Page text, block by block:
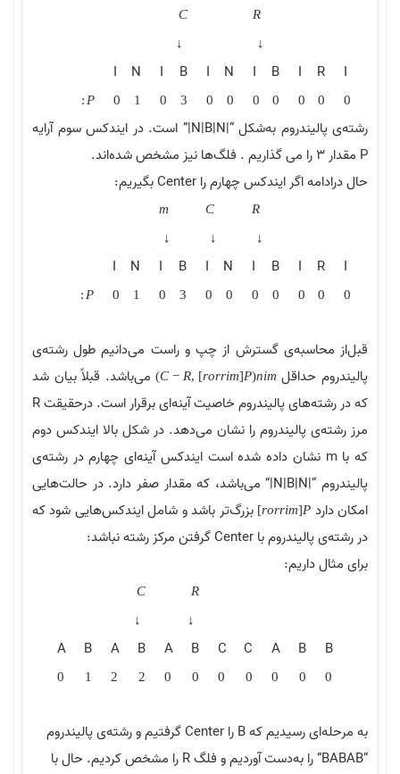
R
C
↓
↓
I
R
I
B
I
N
I
B
I
N
I
0
0
0
0
0
0
0
3
0
1
0
P
:
رشته‌ی پالیندروم به‌شکل “|N|B|N|” است. در ایندکس سوم آرایه
P مقدار 3 را می گذاریم . فلگ‌ها نیز مشخص شده‌اند.
حال درادامه اگر ایندکس چهارم را Center بگیریم:
R
C
m
↓
↓
↓
I
R
I
B
I
N
I
B
I
N
I
0
0
0
0
0
0
0
3
0
1
0
P
:
قبل‌از محاسبه‌ی گسترش از چپ و راست می‌دانیم طول‌ رشته‌ی
پالیندروم حداقل m
i
n
(
P
[
m
i
r
r
o
r
]
,
R
−
C
)می‌باشد. قبلاً بیان شد
که در رشته‌های پالیندروم خاصیت آینه‌ای برقرار است. درحقیقت R
مرز رشته‌ی پالیندروم را نشان می‌دهد. در شکل بالا ایندکس دوم
که با m نشان داده شده است ایندکس آینه‌ای چهارم در رشته‌ی
پالیندروم “|N|B|N|” می‌باشد، که مقدار صفر دارد. در حالت‌هایی
امکان دارد P
[
m
i
r
r
o
r
] بزرگ‌تر باشد و شامل ایندکس‌هایی شود که
در رشته‌ی پالیندروم با Center گرفتن مرکز رشته نباشد:
برای مثال داریم:
R
C
↓
↓
B
B
A
C
C
B
A
B
A
B
A
0
0
0
0
0
0
0
2
2
1
0
به مرحله‌ای رسیدیم که B را Center گرفتیم و رشته‌ی پالیندروم
“BABAB” را به‌دست آوردیم و فلگ R را مشخص کردیم. حال با